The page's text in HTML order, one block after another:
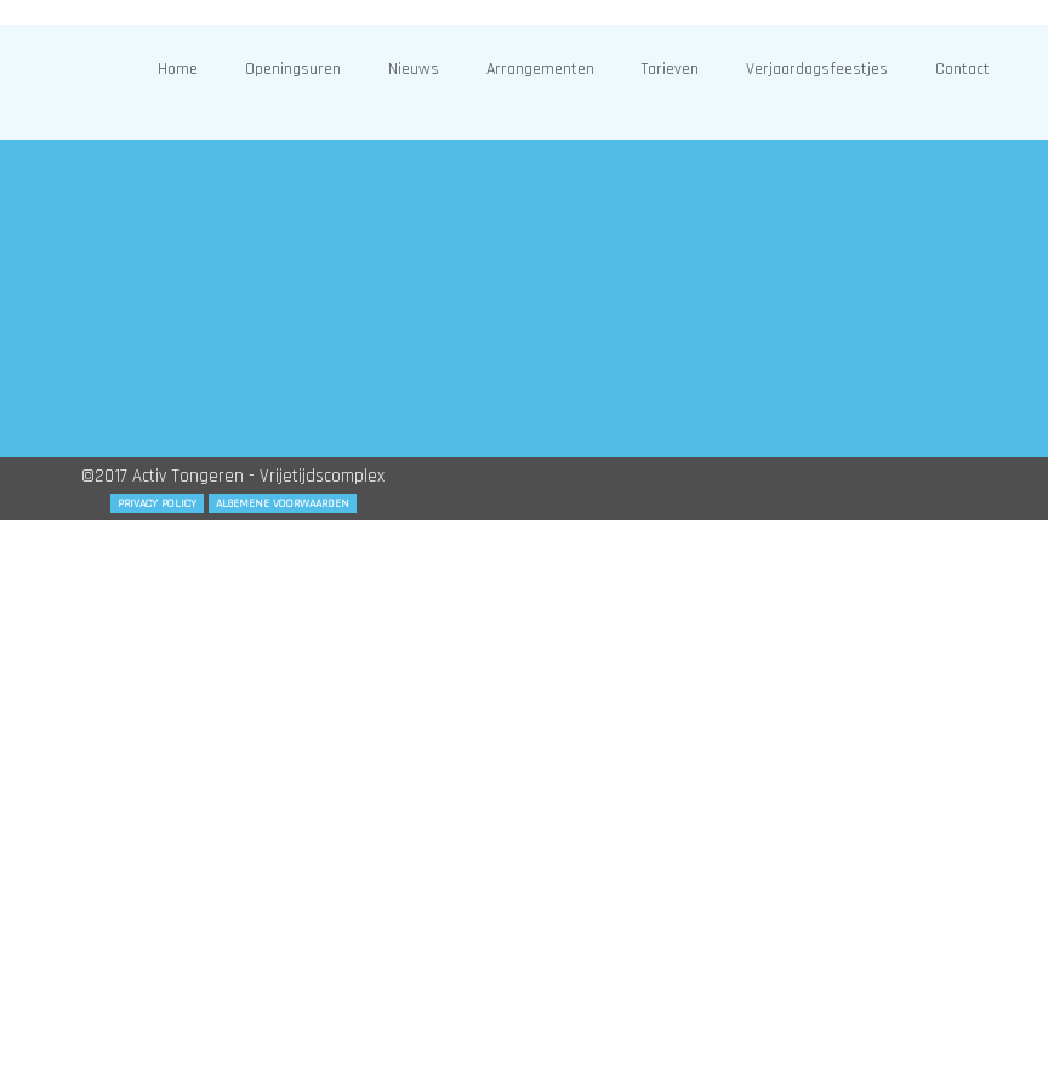
Home Openingsuren Nieuws Arrangementen Tarieven Verjaardagsfeestjes Contact
©2017 Activ Tongeren - Vrijetijdscomplex
PRIVACY POLICY ALGEMENE VOORWAARDEN